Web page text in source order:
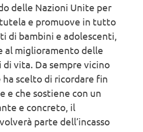
delle Nazioni Unite per
tutela e promuove in tutto
di bambini e adolescenti,
al miglioramento delle
vita. Da sempre vicino
scelto di ricordare fin
e che sostiene con un
e concreto, il
parte dell’incasso